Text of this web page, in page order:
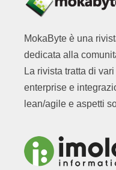
MokaByte è una
dedicata alla
La rivista tratta di
enterprise e
lean/agile e aspetti